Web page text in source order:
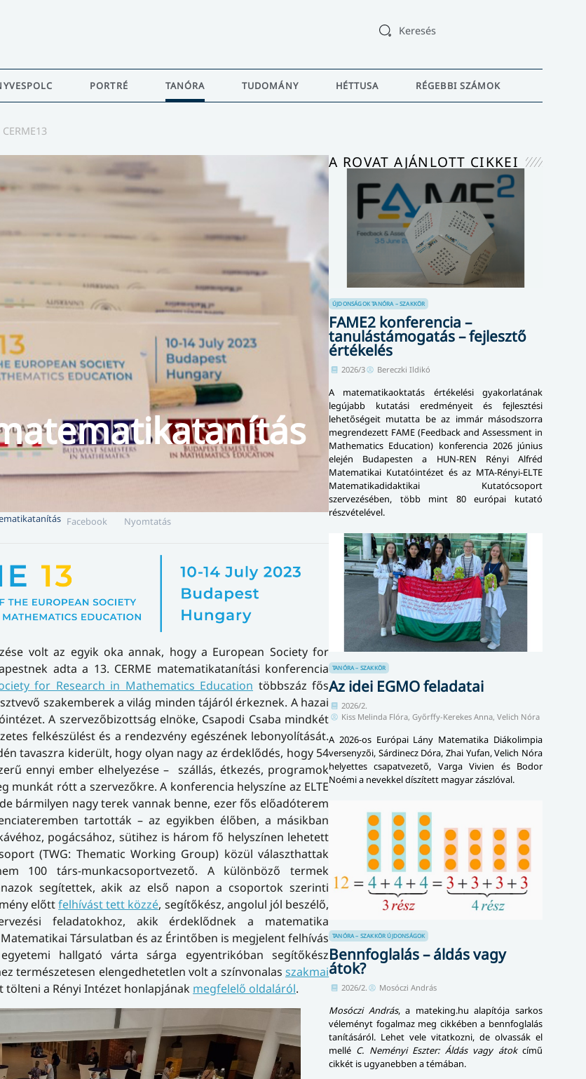
Keresés
PORTRÉ TANÓRA TUDOMÁNY HÉTTUSA RÉGEBBI SZÁMOK
Facebook Nyomtatás
volt az egyik oka annak, hogy a European Society for
adta a 13. CERME matematikatanítási konferencia
for Research in Mathematics Education többszáz fős
szakemberek a világ minden tájáról érkeznek. A hazai
A szervezőbizottság elnöke, Csapodi Csaba mindkét
felkészülést és a rendezvény egészének lebonyolítását.
tavaszra kiderült, hogy olyan nagy az érdeklődés, hogy 54
ennyi ember elhelyezése – szállás, étkezés, programok
munkát rótt a szervezőkre. A konferencia helyszíne az ELTE
bármilyen nagy terek vannak benne, ezer fős előadóterem
tartották – az egyikben élőben, a másikban
pogácsához, sütihez is három fő helyszínen lehetett
(TWG: Thematic Working Group) közül választhattak
100 társ-munkacsoportvezető. A különböző termek
segítettek, akik az első napon a csoportok szerinti
előttfelhívást tett közzé, segítőkész, angolul jól beszélő,
feladatokhoz, akik érdeklődnek a matematika
Társulatban és az Érintőben is megjelent felhívás
hallgató várta sárga egyentrikóban segítőkész
természetesen elengedhetetlen volt a színvonalas szakmai
a Rényi Intézet honlapjának megfelelő oldaláról.
A ROVAT AJÁNLOTT CIKKEI
ÚJDONSÁGOK TANÓRA – SZAKKÖR
FAME2 konferencia –
tanulástámogatás – fejlesztő
értékelés
2026/3 Bereczki Ildikó
A matematikaoktatás értékelési gyakorlatának
legújabb kutatási eredményeit és fejlesztési
lehetőségeit mutatta be az immár másodszorra
megrendezett FAME (Feedback and Assessment in
Mathematics Education) konferencia 2026 június
elején Budapesten a HUN-REN Rényi Alfréd
Matematikai Kutatóintézet és az MTA-Rényi-ELTE
Matematikadidaktikai Kutatócsoport
szervezésében, több mint 80 európai kutató
részvételével.
TANÓRA – SZAKKÖR
Az idei EGMO feladatai
2026/2.
Kiss Melinda Flóra, Győrffy-Kerekes Anna, Velich Nóra
A 2026-os Európai Lány Matematika Diákolimpia
versenyzői, Sárdinecz Dóra, Zhai Yufan, Velich Nóra
helyettes csapatvezető, Varga Vivien és Bodor
Noémi a nevekkel díszített magyar zászlóval.
TANÓRA – SZAKKÖR ÚJDONSÁGOK
Bennfoglalás – áldás vagy
átok?
2026/2. Mosóczi András
Mosóczi András, a mateking.hu alapítója sarkos
véleményt fogalmaz meg cikkében a bennfoglalás
tanításáról. Lehet vele vitatkozni, de olvassák el
mellé C. Neményi Eszter: Áldás vagy átokcímű
cikkét is ugyanebben a témában.